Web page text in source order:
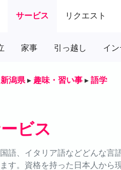
サービス リクエスト
家事 引っ越し イ
新潟県 ▸ 趣味・習い事 ▸ 語学
ビス
語、イタリア語などどんな言
す。資格を持った日本人から